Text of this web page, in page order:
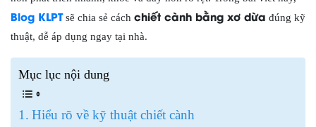
Blog KLPTsẽ chia sẻ cách chiết cành bằng xơ dừa đúng kỹ
thuật, dễ áp dụng ngay tại nhà.
Mục lục nội dung
Hiểu rõ về kỹ thuật chiết cành